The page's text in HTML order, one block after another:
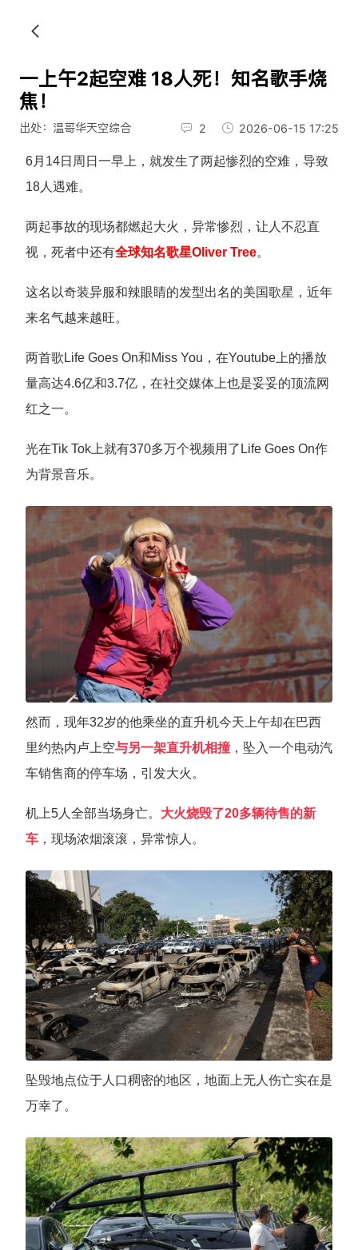
一上午2起空难 18人死！知名歌手烧
焦！
出处：温哥华天空综合 2 2026-06-15 17:25
6月14日周日一早上，就发生了两起惨烈的空难，导致
18人遇难。
两起事故的现场都燃起大火，异常惨烈，让人不忍直
视，死者中还有全球知名歌星Oliver Tree。
这名以奇装异服和辣眼睛的发型出名的美国歌星，近年
来名气越来越旺。
两首歌Life Goes On和Miss You，在Youtube上的播放
量高达4.6亿和3.7亿，在社交媒体上也是妥妥的顶流网
红之一。
光在Tik Tok上就有370多万个视频用了Life Goes On作
为背景音乐。
然而，现年32岁的他乘坐的直升机今天上午却在巴西
里约热内卢上空与另一架直升机相撞，坠入一个电动汽
车销售商的停车场，引发大火。
机上5人全部当场身亡。 大火烧毁了20多辆待售的新
车，现场浓烟滚滚，异常惊人。
坠毁地点位于人口稠密的地区，地面上无人伤亡实在是
万幸了。